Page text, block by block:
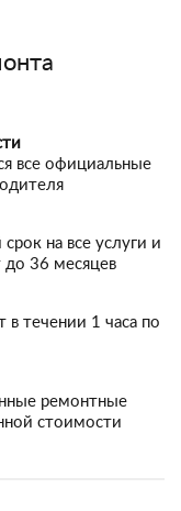
все официальные
на все услуги и
36 месяцев
в течении 1 часа по
ремонтные
стоимости